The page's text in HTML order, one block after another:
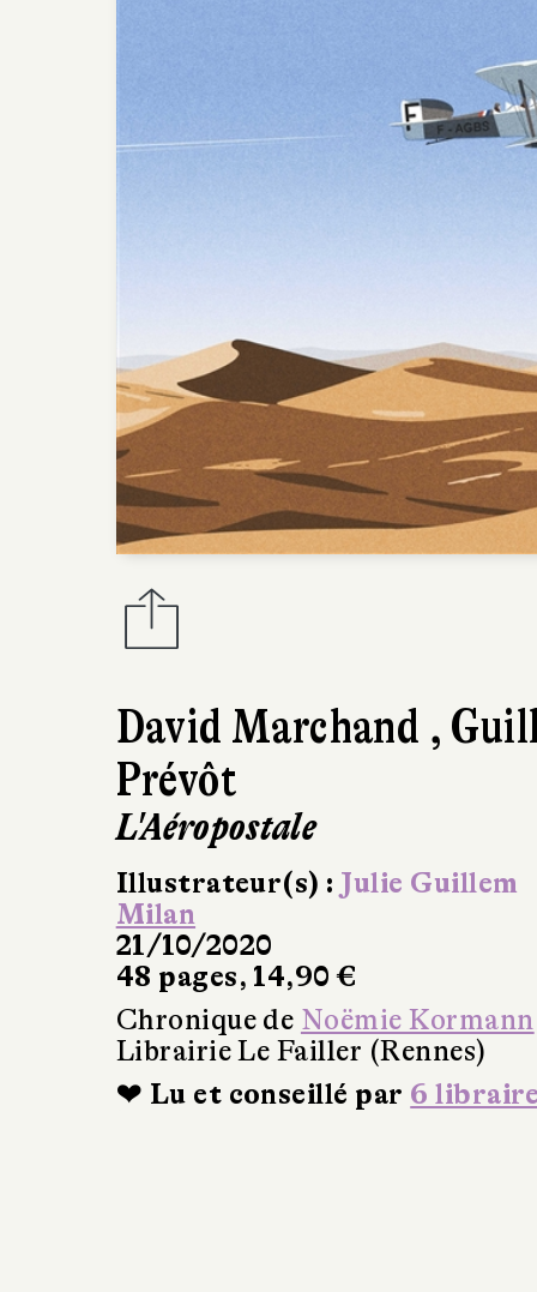
David Marchand ,
Prévôt
L'Aéropostale
Illustrateur(s) : Julie Guillem
Milan
21/10/2020
48 pages, 14,90 €
Chronique de Noëmie Kormann
Librairie Le Failler (Rennes)
❤ Lu et conseillé par 6